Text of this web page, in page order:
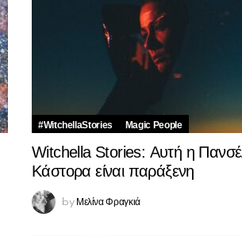
#WitchellaStories Magic People
Witchella Stories: Αυτή η
Κάστορα είναι παράξενη
by Μελίνα Φραγκιά